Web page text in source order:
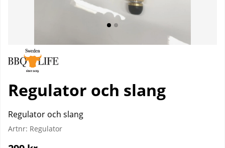
Regulator och slang
Regulator och slang
Artnr: Regulator